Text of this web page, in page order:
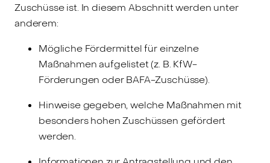
Zuschüsse ist. In diesem Abschnitt werden unter
anderem:
Mögliche Fördermittel für einzelne
Maßnahmen aufgelistet (z. B. KfW-
Förderungen oder BAFA-Zuschüsse).
Hinweise gegeben, welche Maßnahmen mit
besonders hohen Zuschüssen gefördert
werden.